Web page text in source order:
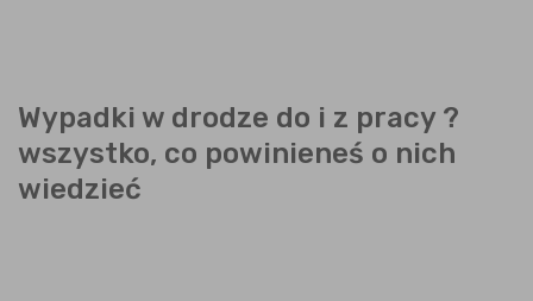
Wypadki w drodze do i z pracy ?
wszystko, co powinieneś o nich
wiedzieć